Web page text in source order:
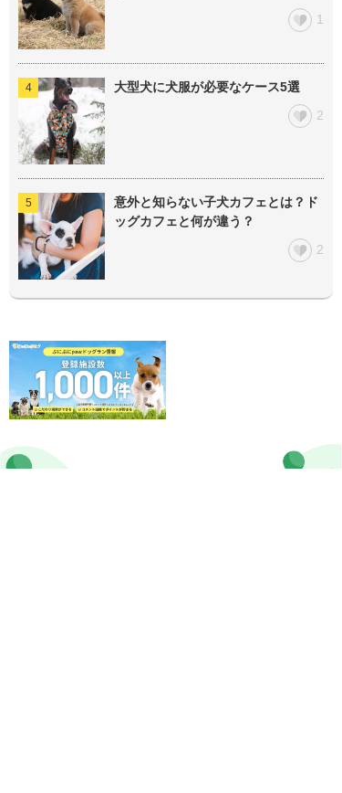
1
大型犬に犬服が必要なケース5選
2
意外と知らない子犬カフェとは？ド
ッグカフェと何が違う？
2